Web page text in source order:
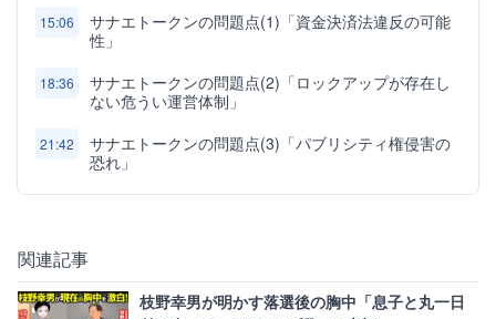
15:06
サナエトークンの問題点(1)「資金決済法違反の可能
性」
18:36
サナエトークンの問題点(2)「ロックアップが存在し
ない危うい運営体制」
21:42
サナエトークンの問題点(3)「パブリシティ権侵害の
恐れ」
関連記事
枝野幸男が明かす落選後の胸中「息子と丸一日